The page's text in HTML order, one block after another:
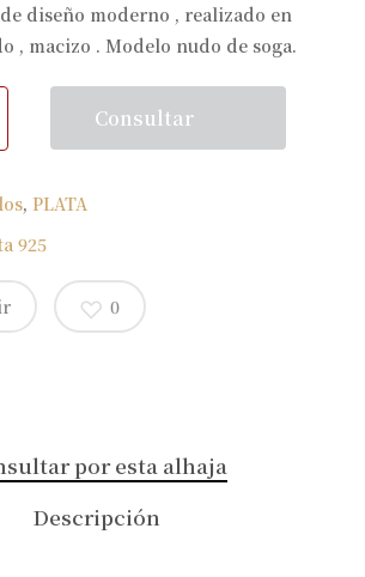
diseño moderno , realizado en
, macizo . Modelo nudo de soga.
Consultar
, PLATA
925
0
por esta alhaja
Descripción